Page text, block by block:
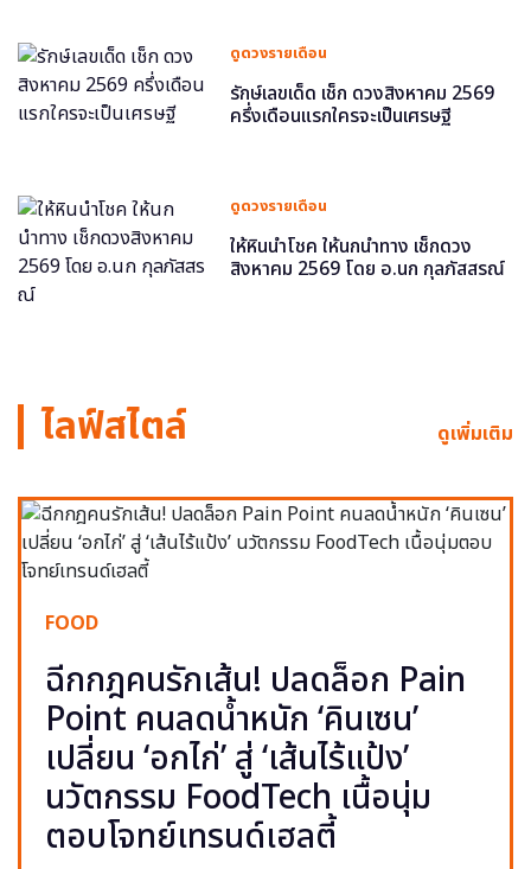
ดูดวงรายเดือน
รักษ์เลขเด็ด เช็ก ดวงสิงหาคม 2569
ครึ่งเดือนแรกใครจะเป็นเศรษฐี
ดูดวงรายเดือน
ให้หินนำโชค ให้นกนำทาง เช็กดวง
สิงหาคม 2569 โดย อ.นก กุลภัสสรณ์
ไลฟ์สไตล์ ดูเพิ่มเติม
FOOD
ฉีกกฎคนรักเส้น! ปลดล็อก Pain
Point คนลดน้ำหนัก ‘คินเซน’
เปลี่ยน ‘อกไก่’ สู่ ‘เส้นไร้แป้ง’
นวัตกรรม FoodTech เนื้อนุ่ม
ตอบโจทย์เทรนด์เฮลตี้